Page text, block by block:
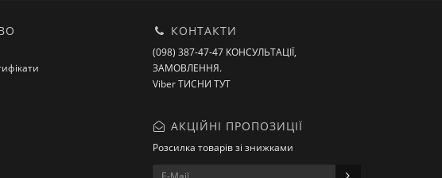
КОНТАКТИ
(098) 387-47-47 КОНСУЛЬТАЦІЇ,
ЗАМОВЛЕННЯ.
Viber ТИСНИ ТУТ
АКЦІЙНІ ПРОПОЗИЦІЇ
Розсилка товарів зі знижками